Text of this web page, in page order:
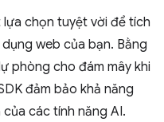
chọn tuyệt vời để tích
web của bạn. Bằng
phòng cho đám mây khi
đảm bảo khả năng
các tính năng AI.